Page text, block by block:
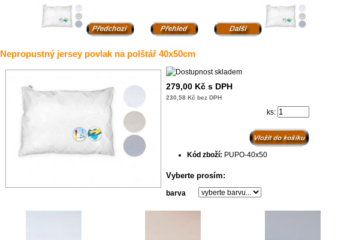
Nepropustný jersey povlak na polštář 40x50cm
279,00 Kč s DPH
230,58 Kč bez DPH
ks:
Kód zboží: PUPO-40x50
Vyberte prosím:
barva